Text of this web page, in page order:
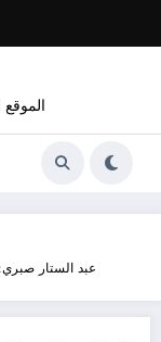
عبد الستار